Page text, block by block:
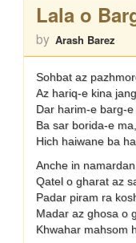
Lala o
by Arash Barez
Sohbat az
Az hariq-e kina
Dar harim-e barg-
Ba sar borida-e
Hich haiwane ba
Anche in
Qatel o gharat az
Padar piram ra
Madar az ghosa o
Khwahar mahsom